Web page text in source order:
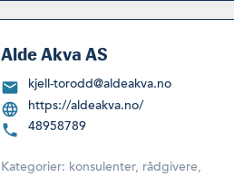
Alde Akva AS
kjell-torodd@aldeakva.no
https://aldeakva.no/
48958789
Kategorier: konsulenter, rådgivere,